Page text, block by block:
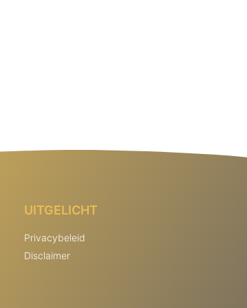
UITGELICHT
Privacybeleid
Disclaimer